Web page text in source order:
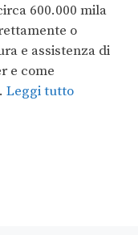
600.000 mila
o
e assistenza di
e come
Leggi tutto